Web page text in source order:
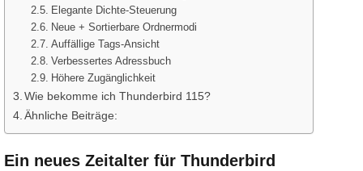
Elegante Dichte-Steuerung
Neue + Sortierbare Ordnermodi
Auffällige Tags-Ansicht
Verbessertes Adressbuch
Höhere Zugänglichkeit
Wie bekomme ich Thunderbird 115?
Ähnliche Beiträge:
Ein neues Zeitalter für Thunderbird